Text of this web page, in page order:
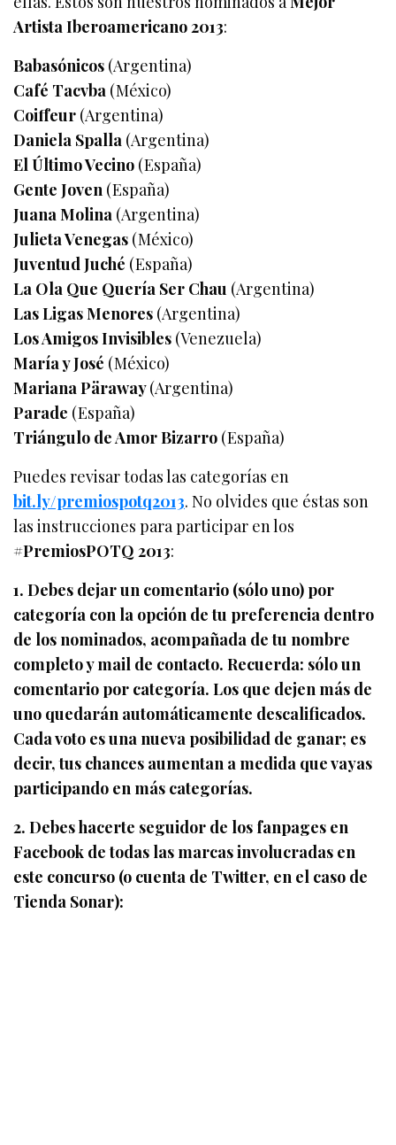
Artista Iberoamericano 2013:
Babasónicos (Argentina)
Café Tacvba (México)
Coiffeur (Argentina)
Daniela Spalla (Argentina)
El Último Vecino (España)
Gente Joven (España)
Juana Molina (Argentina)
Julieta Venegas (México)
Juventud Juché (España)
La Ola Que Quería Ser Chau (Argentina)
Las Ligas Menores (Argentina)
Los Amigos Invisibles (Venezuela)
María y José (México)
Mariana Päraway(Argentina)
Parade (España)
Triángulo de Amor Bizarro (España)
Puedes revisar todas las categorías en
bit.ly/premiospotq2013. No olvides que éstas son
las instrucciones para participar en los
#PremiosPOTQ 2013:
1. Debes dejar un comentario (sólo uno) por
categoría con la opción de tu preferencia dentro
de los nominados, acompañada de tu nombre
completo y mail de contacto. Recuerda: sólo un
comentario por categoría. Los que dejen más de
uno quedarán automáticamente descalificados.
Cada voto es una nueva posibilidad de ganar; es
decir, tus chances aumentan a medida que vayas
participando en más categorías.
2. Debes hacerte seguidor de los fanpages en
Facebook de todas las marcas involucradas en
este concurso (o cuenta de Twitter, en el caso de
Tienda Sonar):